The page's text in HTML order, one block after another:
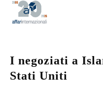
I negoziati a
Stati Uniti